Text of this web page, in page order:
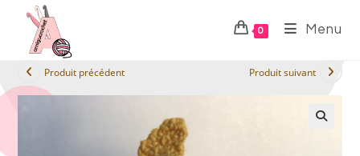
0 Menu
Produit précédent Produit suivant